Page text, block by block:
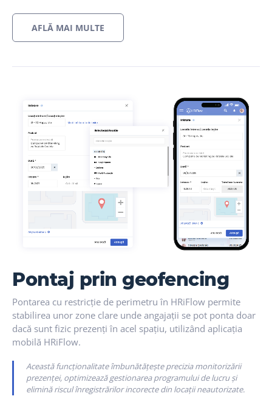
AFLĂ MAI MULTE
Pontaj prin geofencing
Pontarea cu restricție de perimetru în HRiFlow permite
stabilirea unor zone clare unde angajații se pot ponta doar
dacă sunt fizic prezenți în acel spațiu, utilizând aplicația
mobilă HRiFlow.
Această funcționalitate îmbunătățește precizia monitorizării
prezenței, optimizează gestionarea programului de lucru și
elimină riscul înregistrărilor incorecte din locații neautorizate.